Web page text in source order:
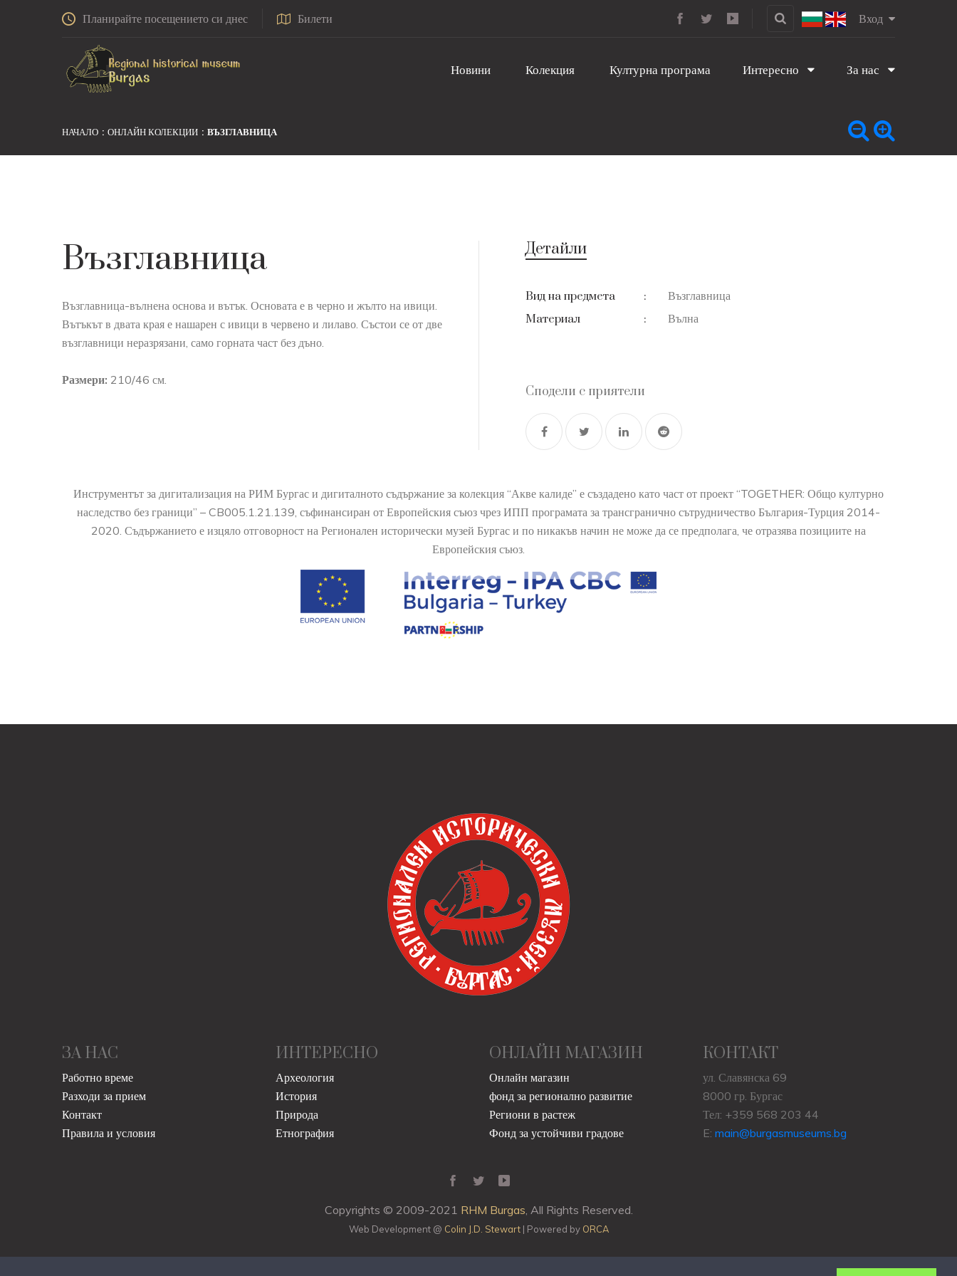
Планирайте посещението си днес Билети Вход
Новини Колекция Културна програма Интересно За нас
НАЧАЛО ОНЛАЙН КОЛЕКЦИИ ВЪЗГЛАВНИЦА
Възглавница
Възглавница-вълнена основа и вътък. Основата е в черно и жълто на ивици.
Вътъкът в двата края е нашарен с ивици в червено и лилаво. Състои се от две
възглавници неразрязани, само горната част без дъно.
Размери: 210/46 см.
Детайли
Вид на предмета :
Възглавница
Материал
: Вълна
Сподели с приятели
Инструментът за дигитализация на РИМ Бургас и дигиталното съдържание за колекция “Акве калиде” е създадено като част от проект “TOGETHER: Общо културно
наследство без граници” – CB005.1.21.139, съфинансиран от Европейския съюз чрез ИПП програмата за трансгранично сътрудничество България-Турция 2014-
2020. Съдържанието е изцяло отговорност на Регионален исторически музей Бургас и по никакъв начин не може да се предполага, че отразява позициите на
Европейския съюз.
ЗА НАС
Работно време
Разходи за прием
Контакт
Правила и условия
ИНТЕРЕСНО
Археология
История
Природа
Етнография
ОНЛАЙН МАГАЗИН
Онлайн магазин
фонд за регионално развитие
Региони в растеж
Фонд за устойчиви градове
КОНТАКТ
ул. Славянска 69
8000 гр. Бургас
Тел: +359 568 203 44
E: main@burgasmuseums.bg
Copyrights © 2009-2021 RHM Burgas , All Rights Reserved.
Web Development @ Colin J.D. Stewart| Powered by ORCA